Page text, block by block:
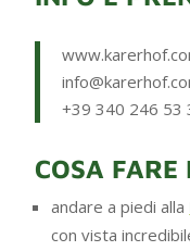
+39 340 246 53
COSA FARE
andare a piedi alla
con vista